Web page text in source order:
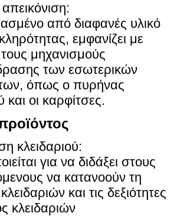
από διαφανές υλικό
εμφανίζει με
μηχανισμούς
των εσωτερικών
όπως ο πυρήνας
και οι καρφίτσες.
κλειδαριού:
για να διδάξει στους
να κατανοούν τη
και τις δεξιότητες
κλειδαριών